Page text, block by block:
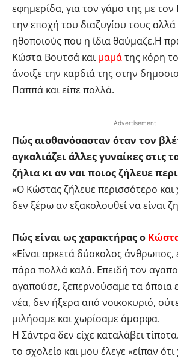
εφημερίδα, για τον γάμο της με τον
την εποχή του διαζυγίου τους αλλά
ηθοποιούς που η ίδια θαύμαζε.Η
Κώστα Βουτσά καιμαμάτης κόρη
άνοιξε την καρδιά της στην
Παππά και είπε πολλά.
Advertisement
Πώς αισθανόσασταν όταν τον
αγκαλιάζει άλλες γυναίκες στις
ζήλια κι αν ναι ποιος ζήλευε
«Ο Κώστας ζήλευε περισσότερο και
δεν ξέρω αν εξακολουθεί να είναι
Πώς είναι ως χαρακτήρας ο
«Είναι αρκετά δύσκολος άνθρωπος,
πάρα πολλά καλά. Επειδή τον
αγαπούσε, ξεπερνούσαμε τα όποια
νέα, δεν ήξερα από νοικοκυριό,
μιλήσαμε και χωρίσαμε όμορφα.
Η Σάντρα δεν είχε καταλάβει
το σχολείο και μου έλεγε «είπαν